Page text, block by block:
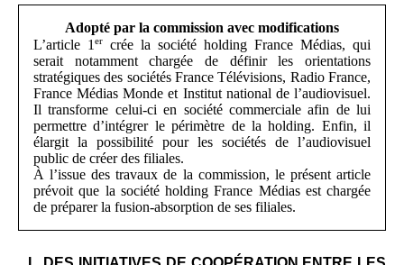
Adopté par la commission avec modifications
L’article 1 er
crée la société holding France Médias, qui
serait notamment chargée de définir les orientations
stratégiques des sociétés France Télévisions, Radio France,
France Médias Monde et Institut national de l’audiovisuel.
Il transforme celui-ci en société commerciale afin de lui
permettre d’intégrer le périmètre de la holding. Enfin, il
élargit la possibilité pour les sociétés de l’audiovisuel
public de créer des filiales.
À l’issue des travaux de la commission, le présent article
prévoit que la société holding France Médias est chargée
de préparer la fusion-absorption de ses filiales.